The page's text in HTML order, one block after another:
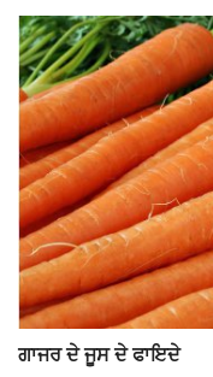
ਗਾਜਰ ਦੇ ਜੂਸ ਦੇ ਫਾਇਦੇ